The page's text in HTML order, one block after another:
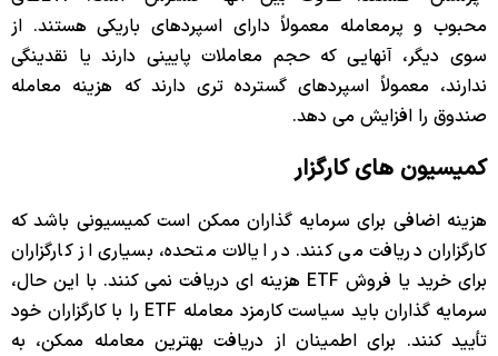
محبوب و پرمعامله معمولاً دارای اسپردهای باریکی هستند. از
سوی دیگر، آنهایی که حجم معاملات پایینی دارند یا نقدینگی
ندارند، معمولاً اسپردهای گسترده تری دارند که هزینه معامله
صندوق را افزایش می دهد.
کمیسیون های کارگزار
هزینه اضافی برای سرمایه گذاران ممکن است کمیسیونی باشد که
کارگزاران دریافت می کنند. در ایالات متحده، بسیاری از کارگزاران
برای خرید یا فروش ETF هزینه ای دریافت نمی کنند. با این حال،
سرمایه گذاران باید سیاست کارمزد معامله ETF را با کارگزاران خود
تأیید کنند. برای اطمینان از دریافت بهترین معامله ممکن، به